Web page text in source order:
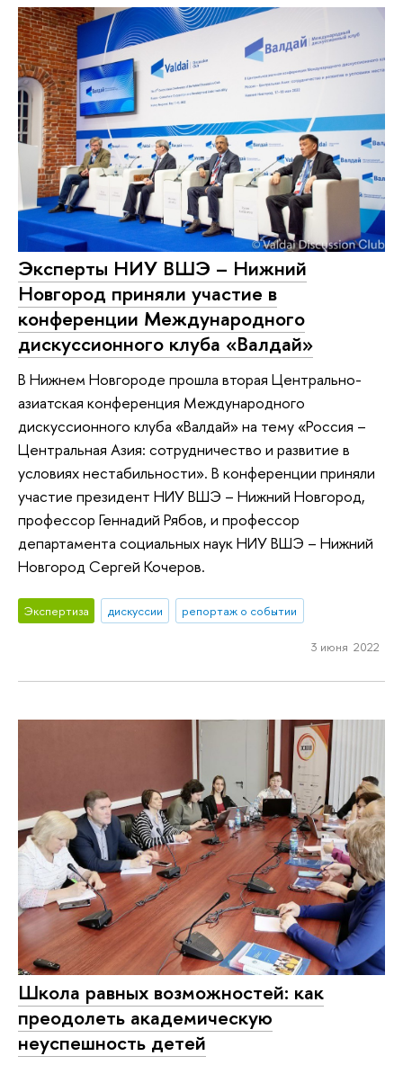
Эксперты НИУ ВШЭ – Нижний
Новгород приняли участие в
конференции Международного
дискуссионного клуба «Валдай»
В Нижнем Новгороде прошла вторая Центрально-
азиатская конференция Международного
дискуссионного клуба «Валдай» на тему «Россия –
Центральная Азия: сотрудничество и развитие в
условиях нестабильности». В конференции приняли
участие президент НИУ ВШЭ – Нижний Новгород,
профессор Геннадий Рябов, и профессор
департамента социальных наук НИУ ВШЭ – Нижний
Новгород Сергей Кочеров.
Экспертиза дискуссии репортаж о событии
3 июня 2022
Школа равных возможностей: как
преодолеть академическую
неуспешность детей